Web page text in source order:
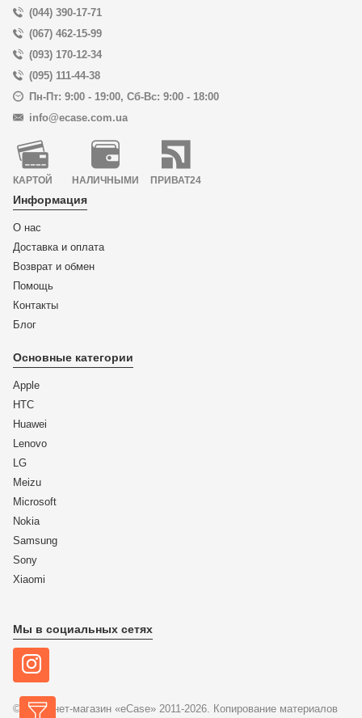
(044) 390-17-71
(067) 462-15-99
(093) 170-12-34
(095) 111-44-38
Пн-Пт: 9:00 - 19:00, Сб-Вс: 9:00 - 18:00
info@ecase.com.ua
КАРТОЙ НАЛИЧНЫМИ ПРИВАТ24
Информация
О нас
Доставка и оплата
Возврат и обмен
Помощь
Контакты
Блог
Основные категории
Apple
HTC
Huawei
Lenovo
LG
Meizu
Microsoft
Nokia
Samsung
Sony
Xiaomi
Мы в социальных сетях
© Интернет-магазин «eCase» 2011-2026. Копирование материалов